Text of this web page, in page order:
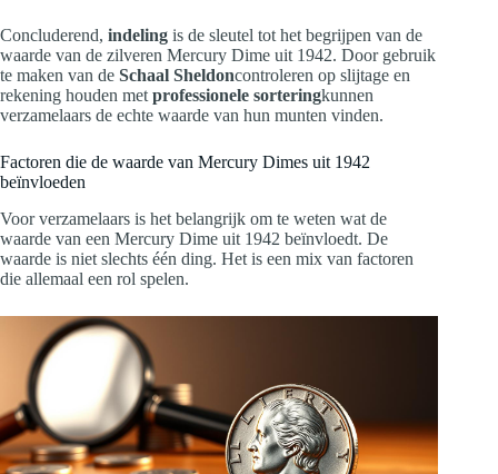
Concluderend, indeling is de sleutel tot het begrijpen van de
waarde van de zilveren Mercury Dime uit 1942. Door gebruik
te maken van de Schaal Sheldoncontroleren op slijtage en
rekening houden metprofessionele sorteringkunnen
verzamelaars de echte waarde van hun munten vinden.
Factoren die de waarde van Mercury Dimes uit 1942
beïnvloeden
Voor verzamelaars is het belangrijk om te weten wat de
waarde van een Mercury Dime uit 1942 beïnvloedt. De
waarde is niet slechts één ding. Het is een mix van factoren
die allemaal een rol spelen.